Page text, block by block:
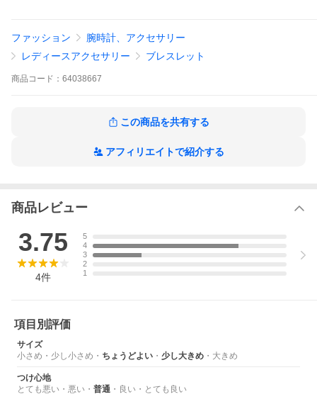
ボリュームのあるシルバーと、エッジィなゴールドのコントラス
トが目を引きます。着用時に楽しめるミックスカラーもポイント
の一つ。
抜け感を演出するオーバル型のトップがシンプルなスタイリング
のアクセントに。
工夫を凝らした留め金具は、遊び心があるだけでなく、アジャス
いただけるところも魅力です。
※全国のJoueteショップにて承っております。
【実寸】
FREE:長さゴールドチェーン：約11.5cm 幅約0.6cm トップ約3x1
※ZOZOTOWN独自の方法により採寸しております。
ファッション
腕時計、アクセサリー
レディースアクセサリー
ブレスレット
商品 コード： 64038667
この商品を共有する
アフィリエイトで紹介する
商品レビュー
3.75
4件
5
4
3
2
1
項目別評価
サイズ
小さめ ・ 少し小さめ ・ ちょうどよい ・ 少し大きめ ・ 大きめ
つけ心地
とても悪い ・ 悪い ・ 普通 ・ 良い ・ とても良い